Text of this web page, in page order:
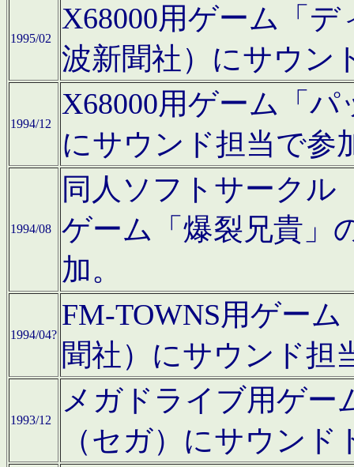
1995/02
X68000用ゲーム「
波新聞社）にサウン
1994/12
X68000用ゲーム「
にサウンド担当で参
1994/08
同人ソフトサークル
ゲーム「爆裂兄貴」
加。
1994/04?
FM-TOWNS用ゲー
聞社）にサウンド担
1993/12
メガドライブ用ゲー
（セガ）にサウン